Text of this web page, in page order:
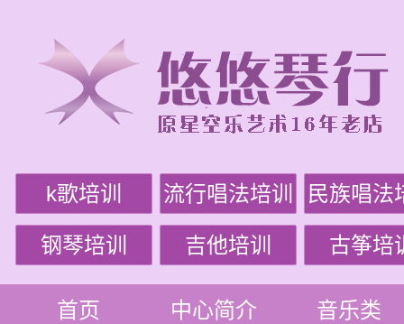
k歌培训 流行唱法培训 民族唱法
钢琴培训 吉他培训 古筝培
首页 中心简介 音乐类